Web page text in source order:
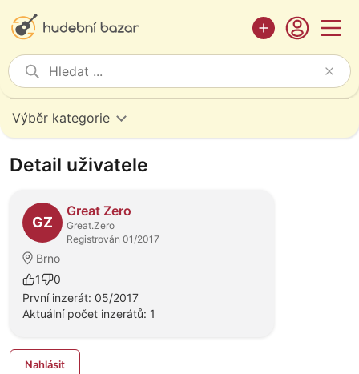
Výběr kategorie
Detail uživatele
GZ
Great Zero
Great.Zero
Registrován 01/2017
Brno
1
0
První inzerát: 05/2017
Aktuální počet inzerátů: 1
Nahlásit